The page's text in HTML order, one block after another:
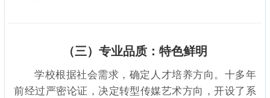
（三）专业品质：特色鲜明
学校根据社会需求，确定人才培养方向。十多年
前经过严密论证，决定转型传媒艺术方向，开设了系